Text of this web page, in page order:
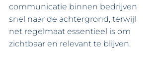
communicatie binnen bedrijven
snel naar de achtergrond, terwijl
net regelmaat essentieel is om
zichtbaar en relevant te blijven.